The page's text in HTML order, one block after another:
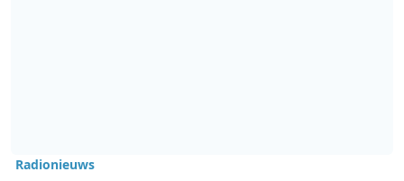
Radionieuws